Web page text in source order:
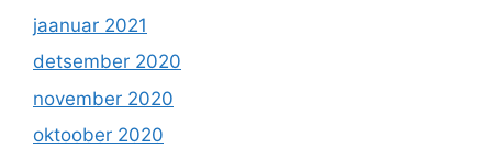
jaanuar 2021
detsember 2020
november 2020
oktoober 2020